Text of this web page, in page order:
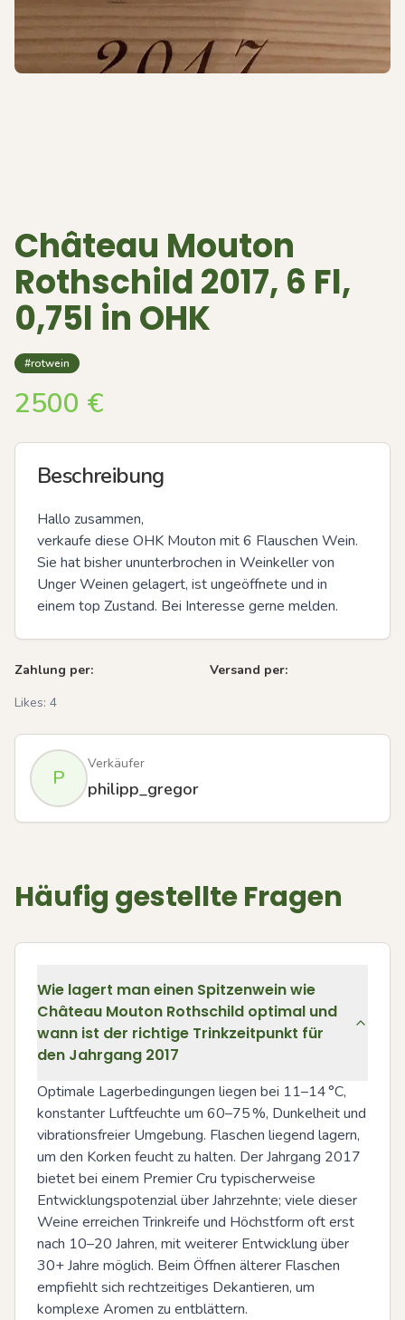
Château Mouton
Rothschild 2017, 6 Fl,
0,75l in OHK
#rotwein
2500 €
Beschreibung
Hallo zusammen,
verkaufe diese OHK Mouton mit 6 Flauschen Wein.
Sie hat bisher ununterbrochen in Weinkeller von
Unger Weinen gelagert, ist ungeöffnete und in
einem top Zustand. Bei Interesse gerne melden.
Zahlung per:
Versand per:
Likes: 4
P
Verkäufer
philipp_gregor
Häufig gestellte Fragen
Wie lagert man einen Spitzenwein wie
Château Mouton Rothschild optimal und
wann ist der richtige Trinkzeitpunkt für
den Jahrgang 2017
Optimale Lagerbedingungen liegen bei 11–14 °C,
konstanter Luftfeuchte um 60–75 %, Dunkelheit und
vibrationsfreier Umgebung. Flaschen liegend lagern,
um den Korken feucht zu halten. Der Jahrgang 2017
bietet bei einem Premier Cru typischerweise
Entwicklungspotenzial über Jahrzehnte; viele dieser
Weine erreichen Trinkreife und Höchstform oft erst
nach 10–20 Jahren, mit weiterer Entwicklung über
30+ Jahre möglich. Beim Öffnen älterer Flaschen
empfiehlt sich rechtzeitiges Dekantieren, um
komplexe Aromen zu entblättern.